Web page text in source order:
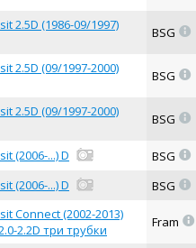
2.5D (1986-09/1997) BSG =
2.5D (09/1997-2000) BSG =
2.5D (09/1997-2000) BSG =
(2006-...) D BSG =
(2006-...) D BSG =
Connect (2002-2013)
2.2D три трубки
Fram =